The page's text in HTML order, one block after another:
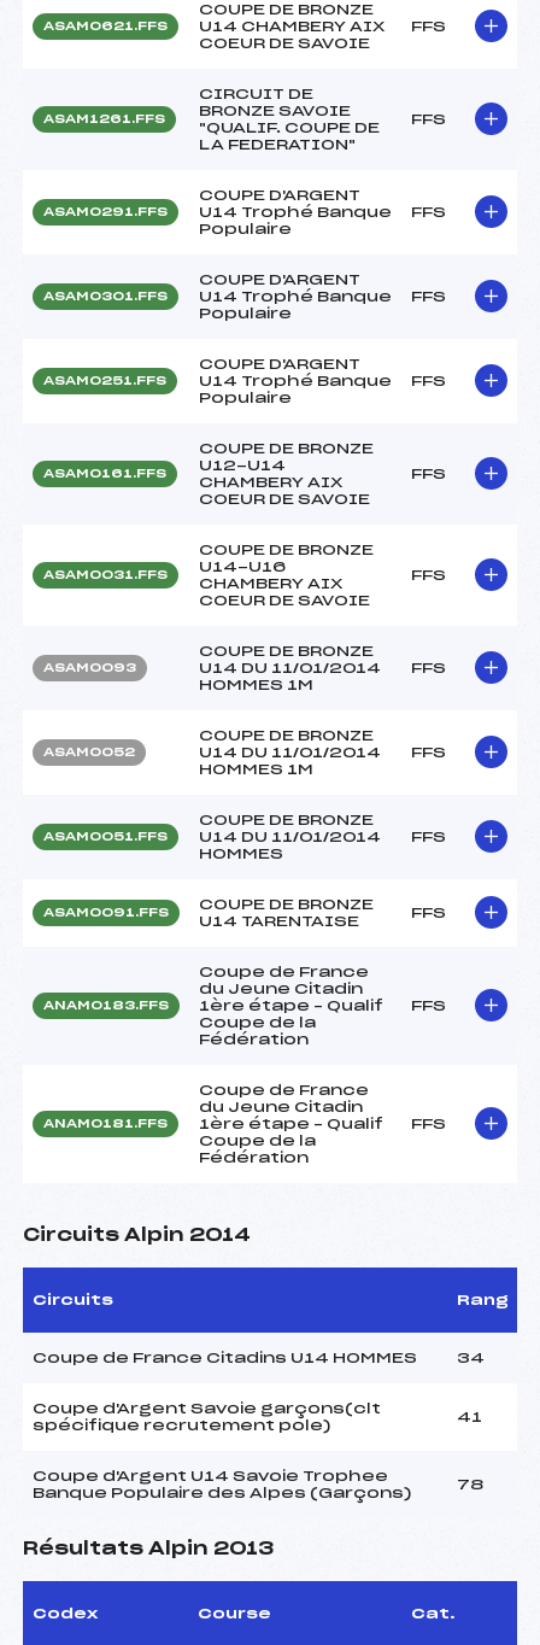
ASAM0621.FFS
COUPE DE BRONZE
U14 CHAMBERY AIX
COEUR DE SAVOIE
FFS
ASAM1261.FFS
CIRCUIT DE
BRONZE SAVOIE
"QUALIF. COUPE DE
LA FEDERATION"
FFS
ASAM0291.FFS
COUPE D'ARGENT
U14 Trophé Banque
Populaire
FFS
ASAM0301.FFS
COUPE D'ARGENT
U14 Trophé Banque
Populaire
FFS
ASAM0251.FFS
COUPE D'ARGENT
U14 Trophé Banque
Populaire
FFS
ASAM0161.FFS
COUPE DE BRONZE
U12-U14
CHAMBERY AIX
COEUR DE SAVOIE
FFS
ASAM0031.FFS
COUPE DE BRONZE
U14-U16
CHAMBERY AIX
COEUR DE SAVOIE
FFS
ASAM0093
COUPE DE BRONZE
U14 DU 11/01/2014
HOMMES 1M
FFS
ASAM0052
COUPE DE BRONZE
U14 DU 11/01/2014
HOMMES 1M
FFS
ASAM0051.FFS
COUPE DE BRONZE
U14 DU 11/01/2014
HOMMES
FFS
ASAM0091.FFS
COUPE DE BRONZE
U14 TARENTAISE
FFS
ANAM0183.FFS
Coupe de France
du Jeune Citadin
1ère étape – Qualif
Coupe de la
Fédération
FFS
ANAM0181.FFS
Coupe de France
du Jeune Citadin
1ère étape – Qualif
Coupe de la
Fédération
FFS
Circuits Alpin 2014
Circuits Rang
Coupe de France Citadins U14 HOMMES 34
Coupe d'Argent Savoie garçons(clt
spécifique recrutement pole)
41
Coupe d'Argent U14 Savoie Trophee
Banque Populaire des Alpes (Garçons)
78
Résultats Alpin 2013
Codex Course Cat.